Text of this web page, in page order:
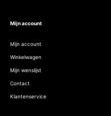
Mijn account
Mijn account
Winkelwagen
Mijn wenslijst
Contact
Klantenservice